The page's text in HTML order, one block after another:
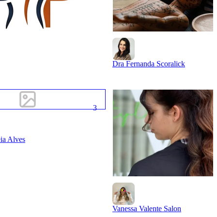
Dra Fernanda Scoralick
3
Alves
Vanessa Valente Salon